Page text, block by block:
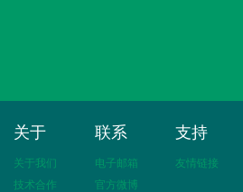
关于
关于我们
技术合作
联系
电子邮箱
官方微博
支持
友情链接